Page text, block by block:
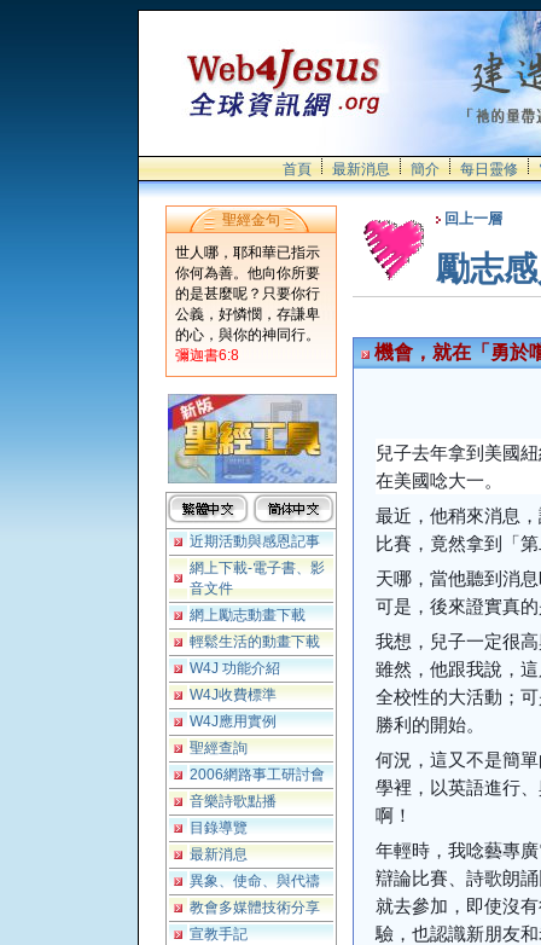
首頁 最新消息 簡介 每日靈修
聖經金句
世人哪，耶和華已指示
你何為善。他向你所要
的是甚麼呢？只要你行
公義，好憐憫，存謙卑
的心，與你的神同行。
彌迦書6:8
近期活動與感恩記事
網上下載-電子書、影
音文件
網上勵志動畫下載
輕鬆生活的動畫下載
W4J 功能介紹
W4J收費標準
W4J應用實例
聖經查詢
2006網路事工研討會
音樂詩歌點播
目錄導覽
最新消息
異象、使命、與代禱
教會多媒體技術分享
宣教手記
回上一層
勵志
機會，就在「勇於
兒子去年拿到美國
在美國唸大一。
最近，他稍來消息
比賽，竟然拿到「
天哪，當他聽到消
可是，後來證實真
我想，兒子一定很
雖然，他跟我說，
全校性的大活動；
勝利的開始。
何況，這又不是簡
學裡，以英語進行
啊！
年輕時，我唸藝專
辯論比賽、詩歌朗
就去參加，即使沒
驗，也認識新朋友